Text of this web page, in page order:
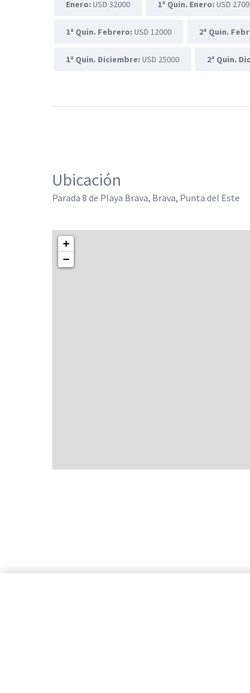
Enero: USD 32000 1ª Quin. Enero: USD
1ª Quin. Febrero: USD 12000 2ª Quin.
1ª Quin. Diciembre: USD 25000 2ª Quin.
Ubicación
Parada 8 de Playa Brava, Brava, Punta del Este
+
−